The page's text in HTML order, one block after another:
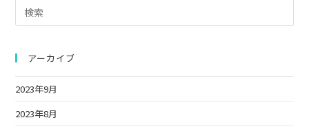
アーカイブ
2023年9月
2023年8月